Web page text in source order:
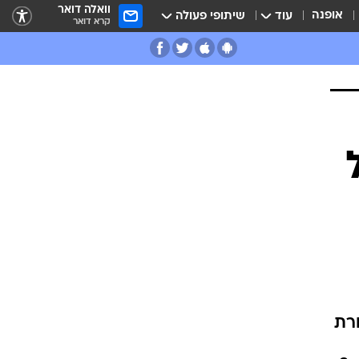
אופנה עוד שיתופי פעולה וואלה דואר
קרא דואר